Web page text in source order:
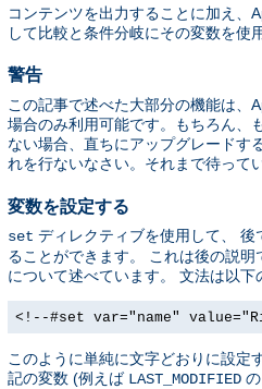
コンテンツを出力することに加え、
して比較と条件分岐にその変数を使
警告
この記事で述べた大部分の機能は、
場合のみ利用可能です。もちろん、
ない場合、直ちにアップグレードす
れを行ないなさい。それまで待って
変数を設定する
set ディレクティブを使用して、
ることができます。 これは後の説
について述べています。 文法は以下
<!--#set var="name"
このように単純に文字どおりに設定
記の変数 (例えば LAST_MODIFIED